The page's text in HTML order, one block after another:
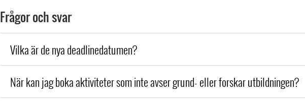
Frågor och svar
Vilka är de nya deadlinedatumen?
När kan jag boka aktiviteter som inte avser grund- eller forskar utbildningen?